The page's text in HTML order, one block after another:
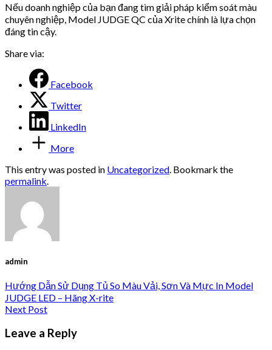
Nếu doanh nghiệp của bạn đang tìm giải pháp kiểm soát màu
chuyên nghiệp, Model JUDGE QC của Xrite chính là lựa chọn
đáng tin cậy.
Share via:
Facebook
Twitter
LinkedIn
More
This entry was posted in Uncategorized . Bookmark the
permalink
admin
Hướng Dẫn Sử Dụng Tủ So Màu Vải, Sơn Và Mực In Model
JUDGE LED – Hãng X-rite
Next Post
Leave a Reply